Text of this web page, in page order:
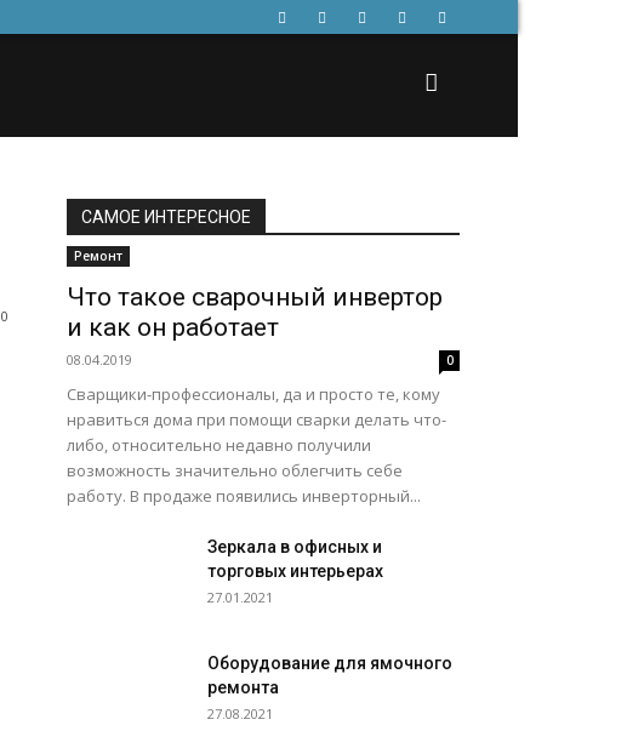
0
САМОЕ ИНТЕРЕСНОЕ
Ремонт
Что такое сварочный инвертор
и как он работает
08.04.2019 0
Сварщики-профессионалы, да и просто те, кому
нравиться дома при помощи сварки делать что-
либо, относительно недавно получили
возможность значительно облегчить себе
работу. В продаже появились инверторный...
Зеркала в офисных и
торговых интерьерах
27.01.2021
Оборудование для ямочного
ремонта
27.08.2021